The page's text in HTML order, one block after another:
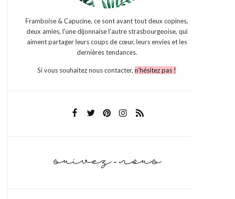
Framboise & Capucine, ce sont avant tout deux copines,
deux amies, l'une dijonnaise l'autre strasbourgeoise, qui
aiment partager leurs coups de cœur, leurs envies et les
dernières tendances.
Si vous souhaitez nous contacter,n'hésitez pas !